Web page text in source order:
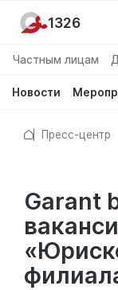
Частным лицам
Новости
1326
Пресс-центр
Garant